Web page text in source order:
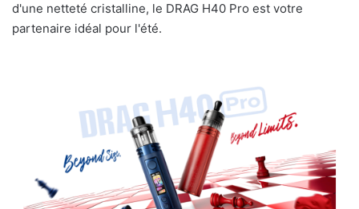
r
d'une netteté cristalline, le DRAG H40 Pro est votre
partenaire idéal pour l'été.